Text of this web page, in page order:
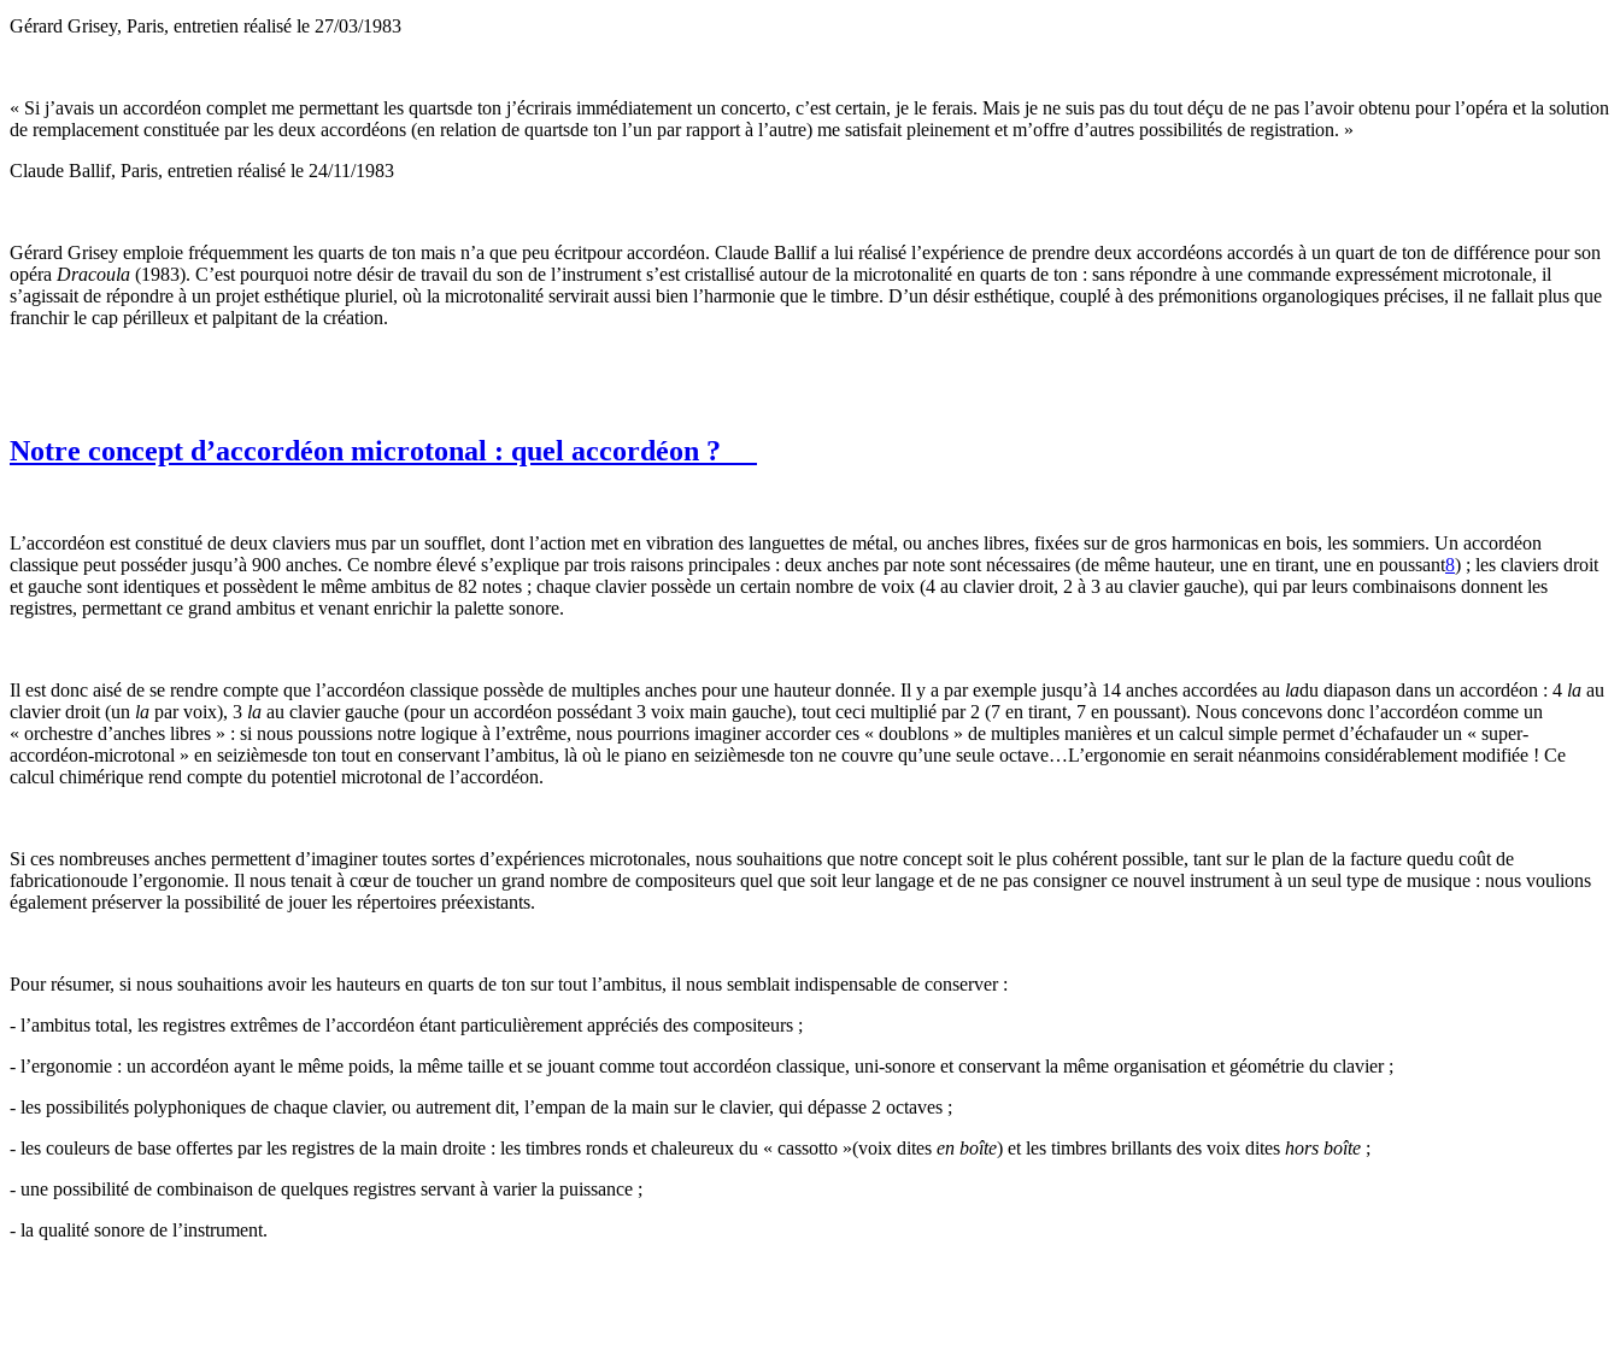
Gérard Grisey, Paris, entretien réalisé le 27/03/1983
« Si j’avais un accordéon complet me permettant les quartsde ton j’écrirais immédiatement un concerto, c’est certain, je le ferais. Mais je ne suis pas du tout déçu de ne pas l’avoir obtenu pour l’opéra et la solution
de remplacement constituée par les deux accordéons (en relation de quartsde ton l’un par rapport à l’autre) me satisfait pleinement et m’offre d’autres possibilités de registration. »
Claude Ballif, Paris, entretien réalisé le 24/11/1983
Gérard Grisey emploie fréquemment les quarts de ton mais n’a que peu écritpour accordéon. Claude Ballif a lui réalisé l’expérience de prendre deux accordéons accordés à un quart de ton de différence pour son
opéra Dracoula (1983). C’est pourquoi notre désir de travail du son de l’instrument s’est cristallisé autour de la microtonalité en quarts de ton : sans répondre à une commande expressément microtonale, il
s’agissait de répondre à un projet esthétique pluriel, où la microtonalité servirait aussi bien l’harmonie que le timbre. D’un désir esthétique, couplé à des prémonitions organologiques précises, il ne fallait plus que
franchir le cap périlleux et palpitant de la création.
Notre concept d’accordéon microtonal : quel accordéon ?
L’accordéon est constitué de deux claviers mus par un soufflet, dont l’action met en vibration des languettes de métal, ou anches libres, fixées sur de gros harmonicas en bois, les sommiers. Un accordéon
classique peut posséder jusqu’à 900 anches. Ce nombre élevé s’explique par trois raisons principales : deux anches par note sont nécessaires (de même hauteur, une en tirant, une en poussant8) ; les claviers droit
et gauche sont identiques et possèdent le même ambitus de 82 notes ; chaque clavier possède un certain nombre de voix (4 au clavier droit, 2 à 3 au clavier gauche), qui par leurs combinaisons donnent les
registres, permettant ce grand ambitus et venant enrichir la palette sonore.
Il est donc aisé de se rendre compte que l’accordéon classique possède de multiples anches pour une hauteur donnée. Il y a par exemple jusqu’à 14 anches accordées au ladu diapason dans un accordéon : 4 la au
clavier droit (un la par voix), 3 la au clavier gauche (pour un accordéon possédant 3 voix main gauche), tout ceci multiplié par 2 (7 en tirant, 7 en poussant). Nous concevons donc l’accordéon comme un
« orchestre d’anches libres » : si nous poussions notre logique à l’extrême, nous pourrions imaginer accorder ces « doublons » de multiples manières et un calcul simple permet d’échafauder un « super-
accordéon-microtonal » en seizièmesde ton tout en conservant l’ambitus, là où le piano en seizièmesde ton ne couvre qu’une seule octave…L’ergonomie en serait néanmoins considérablement modifiée ! Ce
calcul chimérique rend compte du potentiel microtonal de l’accordéon.
Si ces nombreuses anches permettent d’imaginer toutes sortes d’expériences microtonales, nous souhaitions que notre concept soit le plus cohérent possible, tant sur le plan de la facture quedu coût de
fabricationoude l’ergonomie. Il nous tenait à cœur de toucher un grand nombre de compositeurs quel que soit leur langage et de ne pas consigner ce nouvel instrument à un seul type de musique : nous voulions
également préserver la possibilité de jouer les répertoires préexistants.
Pour résumer, si nous souhaitions avoir les hauteurs en quarts de ton sur tout l’ambitus, il nous semblait indispensable de conserver :
- l’ambitus total, les registres extrêmes de l’accordéon étant particulièrement appréciés des compositeurs ;
- l’ergonomie : un accordéon ayant le même poids, la même taille et se jouant comme tout accordéon classique, uni-sonore et conservant la même organisation et géométrie du clavier ;
- les possibilités polyphoniques de chaque clavier, ou autrement dit, l’empan de la main sur le clavier, qui dépasse 2 octaves ;
- les couleurs de base offertes par les registres de la main droite : les timbres ronds et chaleureux du « cassotto »(voix dites en boîte) et les timbres brillants des voix dites hors boîte ;
- une possibilité de combinaison de quelques registres servant à varier la puissance ;
- la qualité sonore de l’instrument.